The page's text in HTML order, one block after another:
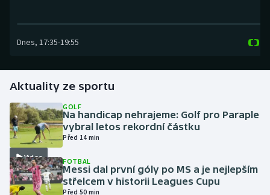
Box
Curling
Dostihy
Florbal
Futsal
Golf
Dnes, 17:35-19:55
Aktuality ze sportu
Video
GOLF
Na handicap nehrajeme: Golf pro Paraple
vybral letos rekordní částku
Před 14 min
FOTBAL
Messi dal první góly po MS a je nejlepším
střelcem v historii Leagues Cupu
Před 50 min